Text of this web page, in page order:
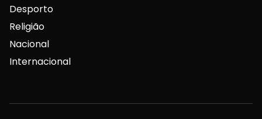
Desporto
Religião
Nacional
Internacional